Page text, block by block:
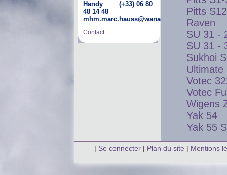
Handy (+33) 06 80
48 14 48
mhm.marc.hauss@wanadoo.fr
Contact
Pitts S12
Raven
SU 31 -
SU 31 -
Sukhoi
Ultimate
Votec
Votec
Wigens
Yak 54
Yak 55
| Se connecter | Plan du site | Mentions